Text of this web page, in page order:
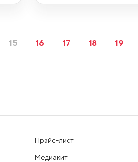
15 16 17 18 19
Прайс-лист
Медиакит